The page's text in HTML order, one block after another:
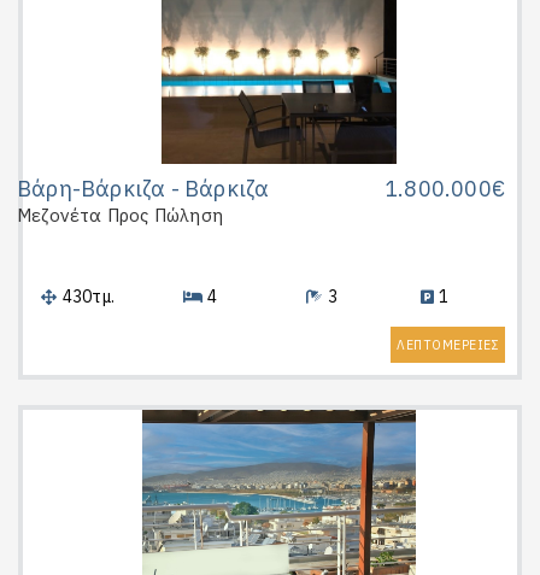
Βάρη-Βάρκιζα - Βάρκιζα 1.800.000€
Μεζονέτα Προς Πώληση
430τμ. 4 3 1
ΛΕΠΤΟΜΕΡΕΙΕΣ